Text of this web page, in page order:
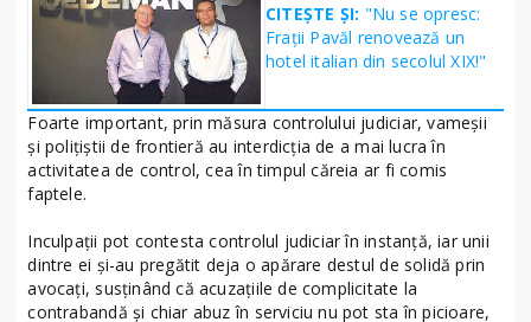
CITEȘTE ȘI: "Nu se opresc:
Frații Pavăl renovează un
hotel italian din secolul XIX!"
Foarte important, prin măsura controlului judiciar, vameșii
și polițiștii de frontieră au interdicția de a mai lucra în
activitatea de control, cea în timpul căreia ar fi comis
faptele.
Inculpații pot contesta controlul judiciar în instanță, iar unii
dintre ei și-au pregătit deja o apărare destul de solidă prin
avocați, susținând că acuzațiile de complicitate la
contrabandă și chiar abuz în serviciu nu pot sta în picioare,